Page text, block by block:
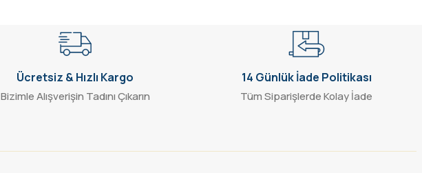
Ücretsiz & Hızlı Kargo
Bizimle Alışverişin Tadını Çıkarın
14 Günlük İade Politikası
Tüm Siparişlerde Kolay İade